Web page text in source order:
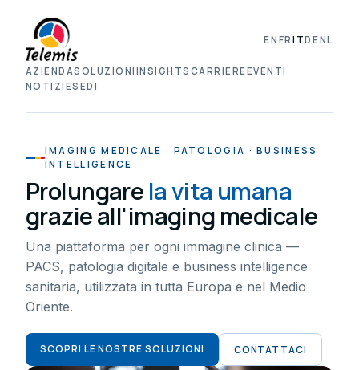
AZIENDASOLUZIONI INSIGHTS CARRIERE EVENTI
NOTIZIESEDI
ENFRITDENL
IMAGING MEDICALE · PATOLOGIA · BUSINESS
INTELLIGENCE
Prolungare la vita umana
grazie all'imaging medicale
Una piattaforma per ogni immagine clinica —
PACS, patologia digitale e business intelligence
sanitaria, utilizzata in tutta Europa e nel Medio
Oriente.
SCOPRI LE NOSTRE SOLUZIONI CONTATTACI